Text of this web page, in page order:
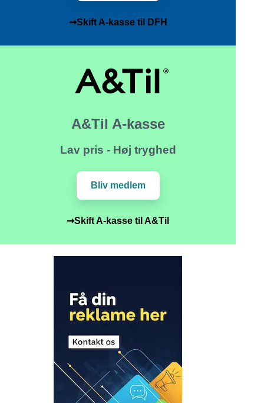
➞Skift A-kasse til DFH
A&Til A-kasse
Lav pris - Høj tryghed
Bliv medlem
➞Skift A-kasse til A&Til